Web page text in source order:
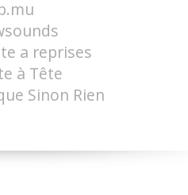
a reprises
à Tête
Sinon Rien